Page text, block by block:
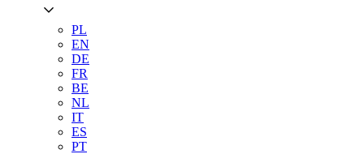
PL
EN
DE
FR
BE
NL
IT
ES
PT